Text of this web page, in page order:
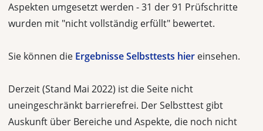
Aspekten umgesetzt werden - 31 der 91 Prüfschritte
wurden mit "nicht vollständig erfüllt" bewertet.
Sie können die Ergebnisse Selbsttests hier einsehen.
Derzeit (Stand Mai 2022) ist die Seite nicht
uneingeschränkt barrierefrei. Der Selbsttest gibt
Auskunft über Bereiche und Aspekte, die noch nicht